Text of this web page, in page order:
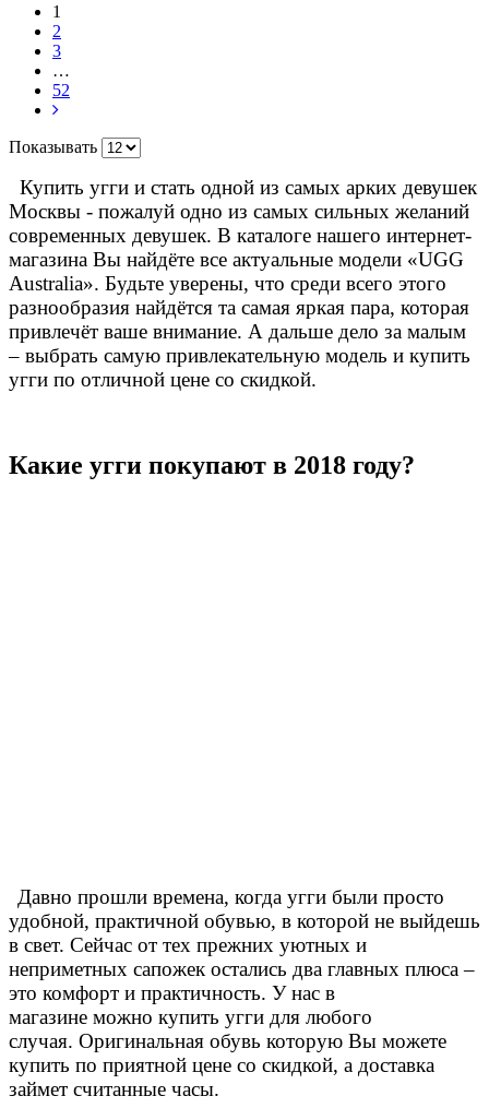
1
2
3
…
52
Показывать
Купить угги и стать одной из самых арких девушек
Москвы - пожалуй одно из самых сильных желаний
современных девушек. В каталоге нашего интернет-
магазина Вы найдёте все актуальные модели «UGG
Australia». Будьте уверены, что среди всего этого
разнообразия найдётся та самая яркая пара, которая
привлечёт ваше внимание. А дальше дело за малым
– выбрать самую привлекательную модель и купить
угги по отличной цене со скидкой.
Какие угги покупают в 2018 году?
Давно прошли времена, когда угги были просто
удобной, практичной обувью, в которой не выйдешь
в свет. Сейчас от тех прежних уютных и
неприметных сапожек остались два главных плюса –
это комфорт и практичность. У нас в
магазине можно купить угги для любого
случая. Оригинальная обувь которую Вы можете
купить по приятной цене со скидкой, а доставка
займет считанные часы.